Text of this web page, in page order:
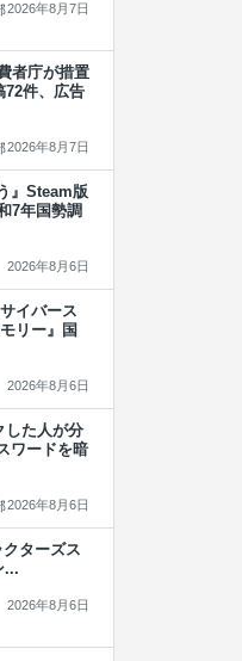
2026年8月7日
者庁が措置
件、広告
2026年8月7日
』Steam版
7年国勢調
2026年8月6日
イバース
リー』国
2026年8月6日
した人が分
ワードを暗
2026年8月6日
ターズス
...
2026年8月6日